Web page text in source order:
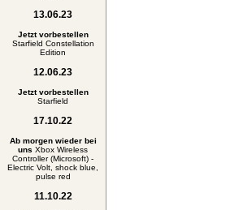
13.06.23
Jetzt vorbestellen
Starfield Constellation
Edition
12.06.23
Jetzt vorbestellen
Starfield
17.10.22
Ab morgen wieder bei
uns Xbox Wireless
Controller (Microsoft) -
Electric Volt, shock blue,
pulse red
11.10.22